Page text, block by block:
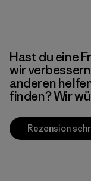
Hast du eine
wir
anderen
finden? Wir
Rezension